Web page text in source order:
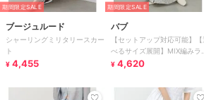
期間限定SALE
ブージュルード
シャーリングミリタリースカー
ト
¥ 4,455
期間限定SALE
バブ
【セットアップ対応可能】【
べるサイズ展開】MIX編みラ
ンニットスカート
¥ 4,620